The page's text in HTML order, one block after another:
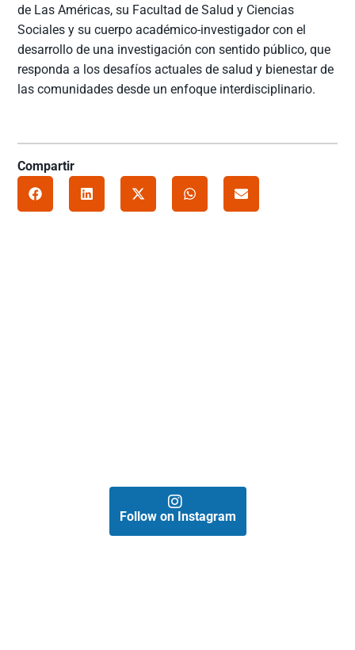
de Las Américas, su Facultad de Salud y Ciencias
Sociales y su cuerpo académico-investigador con el
desarrollo de una investigación con sentido público, que
responda a los desafíos actuales de salud y bienestar de
las comunidades desde un enfoque interdisciplinario.
Compartir
Follow on Instagram